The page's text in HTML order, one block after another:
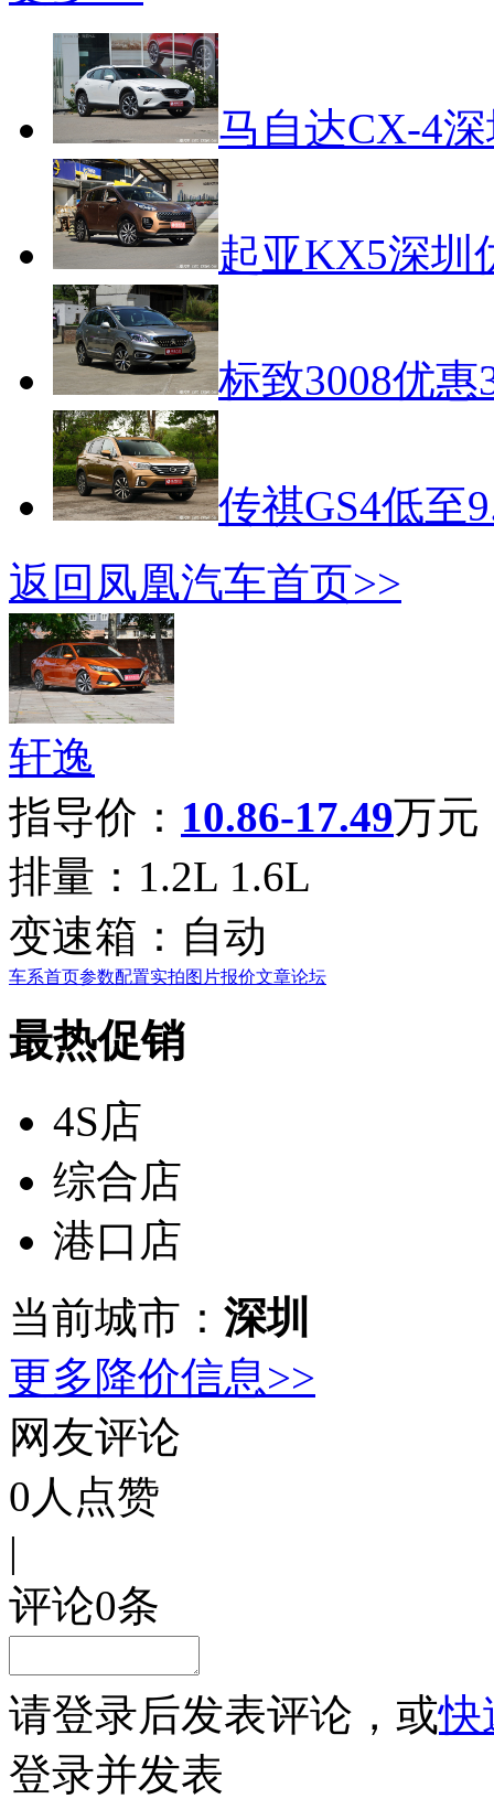
马自达CX-4
起亚KX5深圳
标致3008优惠
传祺GS4低至
返回凤凰汽车首页>>
轩逸
指导价： 10.86-17.49万元
排量： 1.2L 1.6L
变速箱： 自动
车系首页参数配置实拍图片报价文章论坛
最热促销
4S店
综合店
港口店
当前城市： 深圳
更多降价信息>>
网友评论
0 人点赞
|
评论0条
请登录后发表评论，或快
登录并发表